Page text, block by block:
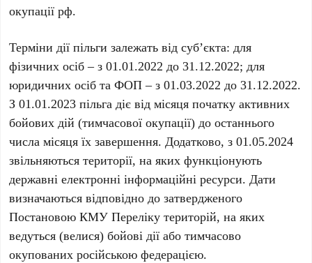
окупації рф.
Терміни дії пільги залежать від суб’єкта: для
фізичних осіб – з 01.01.2022 до 31.12.2022; для
юридичних осіб та ФОП – з 01.03.2022 до 31.12.2022.
З 01.01.2023 пільга діє від місяця початку активних
бойових дій (тимчасової окупації) до останнього
числа місяця їх завершення. Додатково, з 01.05.2024
звільняються території, на яких функціонують
державні електронні інформаційні ресурси. Дати
визначаються відповідно до затвердженого
Постановою КМУ Переліку територій, на яких
ведуться (велися) бойові дії або тимчасово
окупованих російською федерацією.